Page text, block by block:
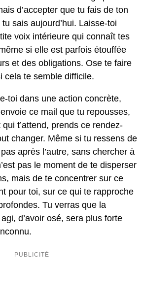
d’accepter que tu fais de ton
sais aujourd’hui. Laisse-toi
voix intérieure qui connaît tes
si elle est parfois étouffée
et des obligations. Ose te faire
cela te semble difficile.
toi dans une action concrète,
ce mail que tu repousses,
t’attend, prends ce rendez-
changer. Même si tu ressens de
après l’autre, sans chercher à
pas le moment de te disperser
mais de te concentrer sur ce
pour toi, sur ce qui te rapproche
Tu verras que la
d’avoir osé, sera plus forte